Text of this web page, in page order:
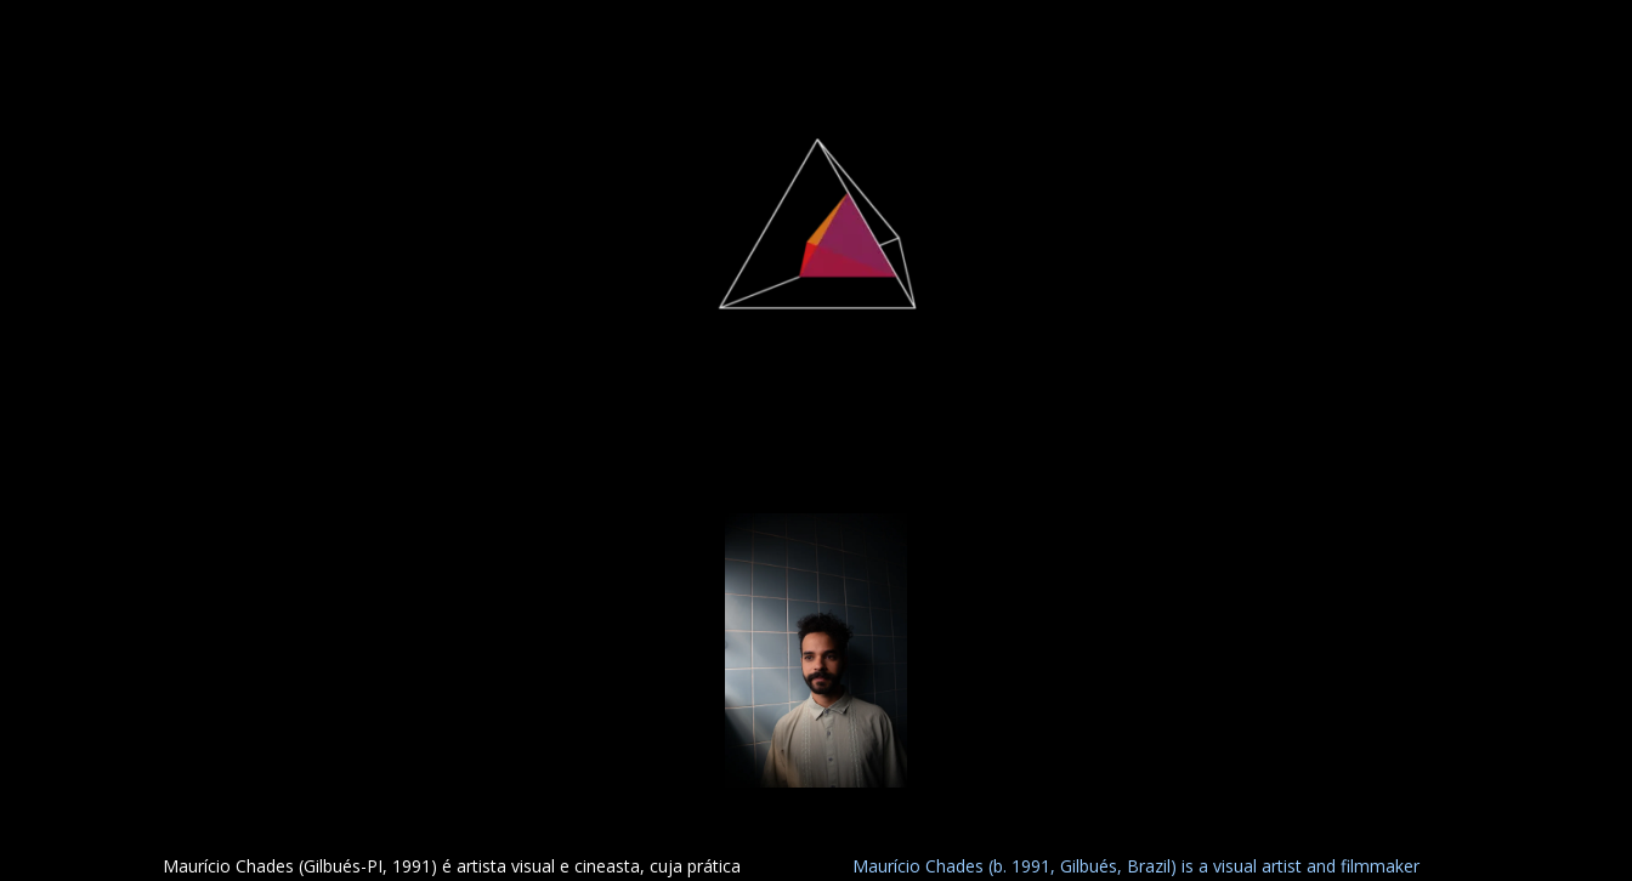
Maurício Chades (Gilbués-PI, 1991) é artista visual e cineasta, cuja prática
Maurício Chades (b. 1991, Gilbués, Brazil) is a visual artist and filmmaker